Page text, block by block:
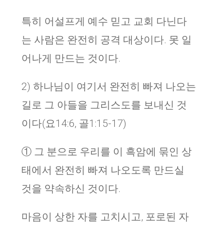
특히 어설프게 예수 믿고 교회 다닌다
는 사람은 완전히 공격 대상이다. 못 일
어나게 만드는 것이다.
2) 하나님이 여기서 완전히 빠져 나오는
길로 그 아들을 그리스도를 보내신 것
이다(요14:6, 골1:15-17)
① 그 분으로 우리를 이 흑암에 묶인 상
태에서 완전히 빠져 나오도록 만드실
것을 약속하신 것이다.
마음이 상한 자를 고치시고, 포로된 자